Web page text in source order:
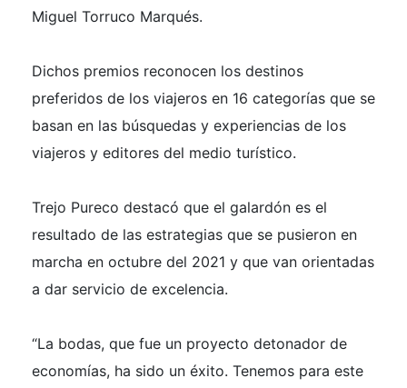
Miguel Torruco Marqués.
Dichos premios reconocen los destinos
preferidos de los viajeros en 16 categorías que se
basan en las búsquedas y experiencias de los
viajeros y editores del medio turístico.
Trejo Pureco destacó que el galardón es el
resultado de las estrategias que se pusieron en
marcha en octubre del 2021 y que van orientadas
a dar servicio de excelencia.
“La bodas, que fue un proyecto detonador de
economías, ha sido un éxito. Tenemos para este